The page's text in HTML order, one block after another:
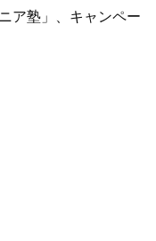
ア塾」、キャンペー